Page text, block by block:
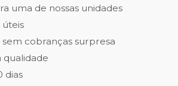
uma de nossas unidades
úteis
cobranças surpresa
qualidade
dias